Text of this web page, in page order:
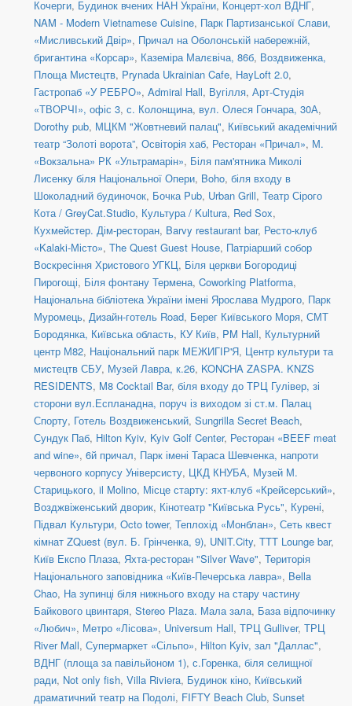
Кочерги, Будинок вчених НАН України, Концерт-хол ВДНГ,
NAM - Modern Vietnamese Cuisine, Парк Партизанської Слави,
«Мисливський Двір», Причал на Оболонській набережній,
бригантина «Корсар», Каземіра Малєвіча, 86б, Воздвиженка,
Площа Мистецтв, Prynada Ukrainian Cafe, HayLoft 2.0,
Гастропаб «У РЕБРО», Admiral Hall, Вугілля, Арт-Студія
«ТВОРЧІ», офіс 3, с. Колонщина, вул. Олеся Гончара, 30А,
Dorothy pub, МЦКМ "Жовтневий палац", Київський академічний
театр “Золоті ворота”, Освіторія хаб, Ресторан «Причал», М.
«Вокзальна» РК «Ультрамарін», Біля пам'ятника Миколі
Лисенку біля Національної Опери, Boho, біля входу в
Шоколадний будиночок, Бочка Pub, Urban Grill, Театр Сірого
Кота / GreyCat.Studio, Культура / Kultura, Red Sox,
Кухмейстер. Дім-ресторан, Barvy restaurant bar, Ресто-клуб
«Kalaki-Місто», The Quest Guest House, Патріарший собор
Воскресіння Христового УГКЦ, Біля церкви Богородиці
Пирогощі, Біля фонтану Термена, Coworking Platforma,
Національна бібліотека України імені Ярослава Мудрого, Парк
Муромець, Дизайн-готель Road, Берег Київського Моря, СМТ
Бородянка, Київська область, КУ Київ, PM Hall, Культурний
центр М82, Національний парк МЕЖИГІР'Я, Центр культури та
мистецтв СБУ, Музей Лавра, к.26, KONCHA ZASPA. KNZS
RESIDENTS, M8 Cocktail Bar, біля входу до ТРЦ Гулівер, зі
сторони вул.Еспланадна, поруч із виходом зі ст.м. Палац
Спорту, Готель Воздвиженський, Sungrilla Secret Beach,
Сундук Паб, Hilton Kyiv, Kyiv Golf Center, Ресторан «BEEF meat
and wine», 6й причал, Парк імені Тараса Шевченка, напроти
червоного корпусу Універсисту, ЦКД КНУБА, Музей М.
Старицького, il Molino, Місце старту: яхт-клуб «Крейсерський»,
Возджвіженський дворик, Кінотеатр "Київська Русь", Курені,
Підвал Культури, Octo tower, Теплохід «Монблан», Сеть квест
кімнат ZQuest (вул. Б. Грінченка, 9), UNIT.City, TTT Lounge bar,
Київ Експо Плаза, Яхта-ресторан "Silver Wave", Територія
Національного заповідника «Київ-Печерська лавра», Bella
Chao, На зупинці біля нижнього входу на стару частину
Байкового цвинтаря, Stereo Plaza. Мала зала, База відпочинку
«Любич», Метро «Лісова», Universum Hall, ТРЦ Gulliver, ТРЦ
River Mall, Супермаркет «Сільпо», Hilton Kyiv, зал "Даллас",
ВДНГ (площа за павільйоном 1), с.Горенка, біля селищної
ради, Not only fish, Villa Riviera, Будинок кіно, Київський
драматичний театр на Подолі, FIFTY Beach Club, Sunset